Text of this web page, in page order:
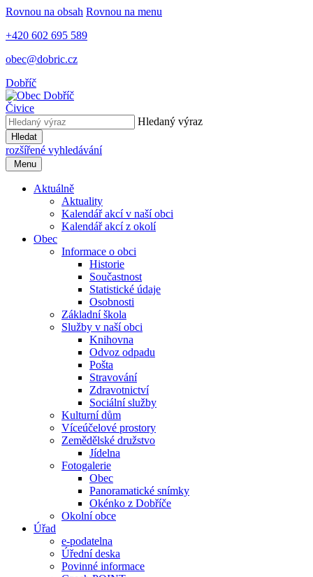
Rovnou na obsah Rovnou na menu
+420 602 695 589
obec@dobric.cz
Dobříč
Čivice
Hledaný výraz
Hledat
rozšířené vyhledávání
Menu
Aktuálně
Aktuality
Kalendář akcí v naší obci
Kalendář akcí z okolí
Obec
Informace o obci
Historie
Součastnost
Statistické údaje
Osobnosti
Základní škola
Služby v naší obci
Knihovna
Odvoz odpadu
Pošta
Stravování
Zdravotnictví
Sociální služby
Kulturní dům
Víceúčelové prostory
Zemědělské družstvo
Jídelna
Fotogalerie
Obec
Panoramatické snímky
Okénko z Dobříče
Okolní obce
Úřad
e-podatelna
Úřední deska
Povinné informace